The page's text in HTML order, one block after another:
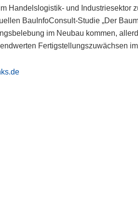
Handelslogistik- und Industriesektor
BauInfoConsult-Studie „Der
im Neubau kommen,
Fertigstellungszuwächsen